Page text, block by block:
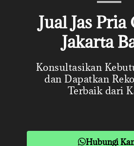
Jual Jas Pria
Jakarta
Konsultasikan
dan Dapatkan
Terbaik dari
Hubungi